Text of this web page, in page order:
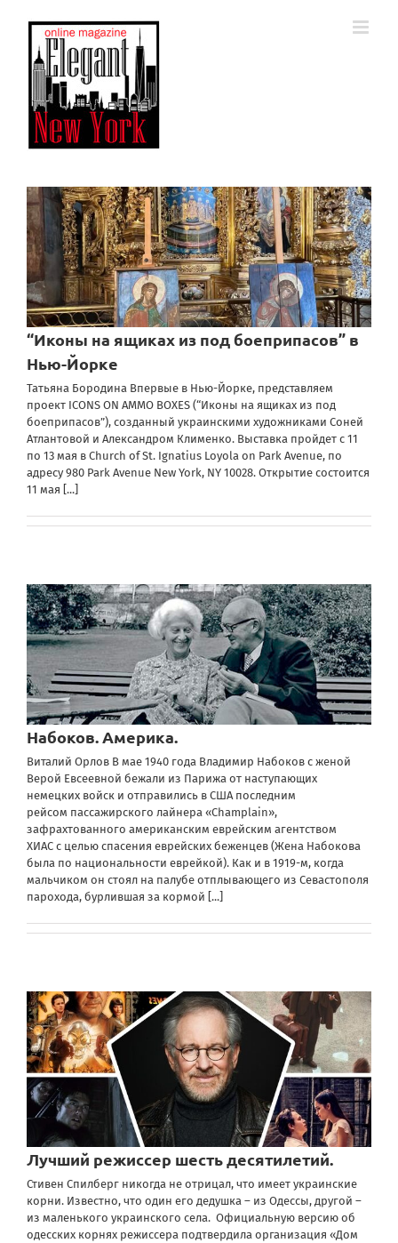
“Иконы на ящиках из под боеприпасов” в
Нью-Йорке
Татьяна Бородина Впервые в Нью-Йорке, представляем
проект ICONS ON AMMO BOXES (“Иконы на ящиках из под
боеприпасов”), созданный украинскими художниками Соней
Атлантовой и Александром Клименко. Выставка пройдет с 11
по 13 мая в Church of St. Ignatius Loyola on Park Avenue, по
адресу 980 Park Avenue New York, NY 10028. Открытие состоится
11 мая [...]
Набоков. Америка.
Виталий Орлов В мае 1940 года Владимир Набоков с женой
Верой Евсеевной бежали из Парижа от наступающих
немецких войск и отправились в США последним
рейсом пассажирского лайнера «Champlain»,
зафрахтованного американским еврейским агентством
ХИАС с целью спасения еврейских беженцев (Жена Набокова
была по национальности еврейкой). Как и в 1919-м, когда
мальчиком он стоял на палубе отплывающего из Севастополя
парохода, бурлившая за кормой [...]
Лучший режиссер шесть десятилетий.
Стивен Спилберг никогда не отрицал, что имеет украинские
корни. Известно, что один его дедушка – из Одессы, другой –
из маленького украинского села. Официальную версию об
одесских корнях режиссера подтвердила организация «Дом